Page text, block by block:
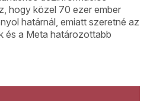
hogy közel 70 ezer ember
határnál, emiatt szeretné az
és a Meta határozottabb